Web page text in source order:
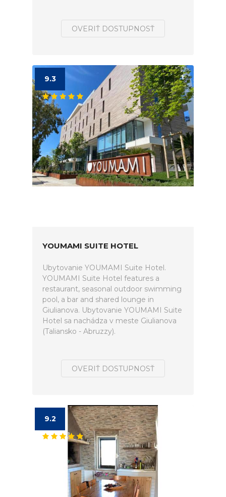
OVERIŤ DOSTUPNOSŤ
9.3
YOUMAMI SUITE HOTEL
Ubytovanie YOUMAMI Suite Hotel.
YOUMAMI Suite Hotel features a
restaurant, seasonal outdoor swimming
pool, a bar and shared lounge in
Giulianova. Ubytovanie YOUMAMI Suite
Hotel sa nachádza v meste Giulianova
(Taliansko - Abruzzy).
OVERIŤ DOSTUPNOSŤ
9.2